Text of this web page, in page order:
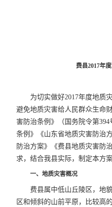
费县2017年
为切实做好2017年度地质
避免地质灾害给人民群众生命
害防治条例》（国务院令第
条例》《山东省地质灾害防治
防治方案》《费县地质灾害防
求，结合我县实际，制定本方案
一、地质灾害概况
费县属中低山丘陵区，地
区和倾斜的山前平原，比较高